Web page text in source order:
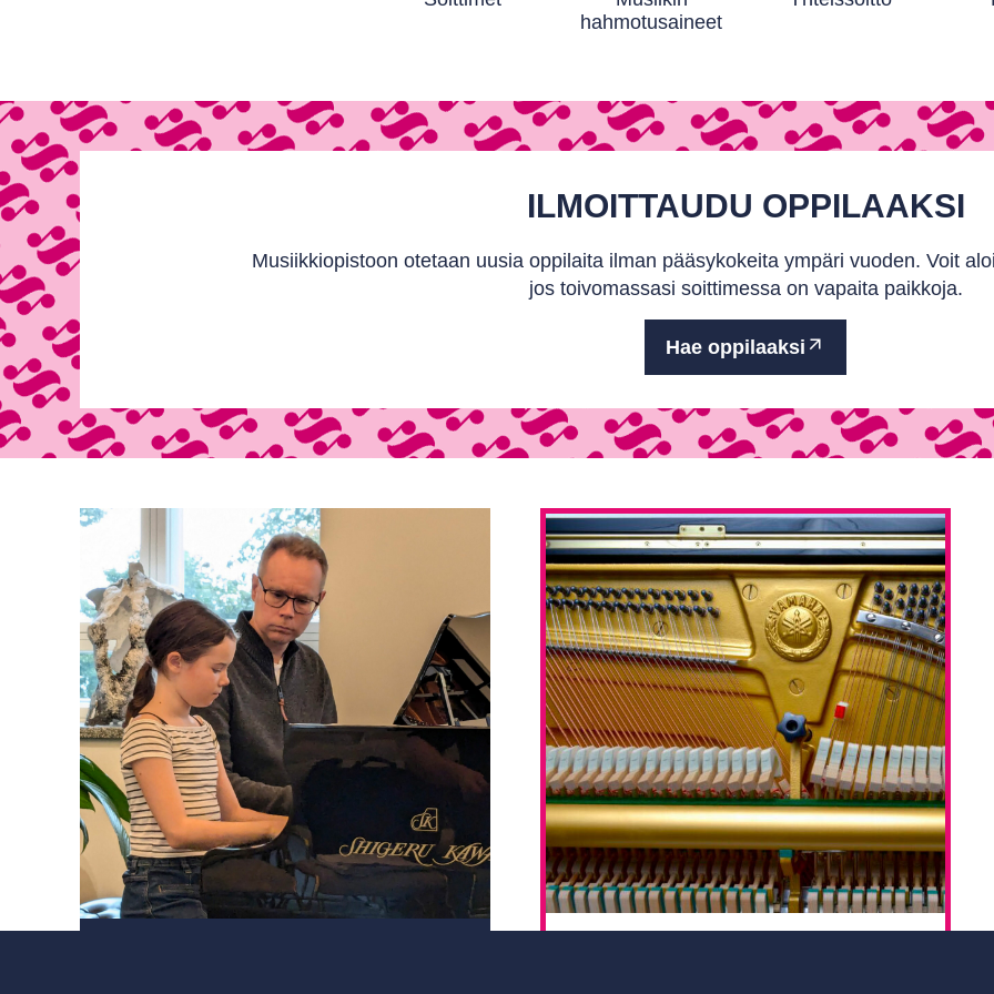
hahmotusaineet
ILMOITTAUDU OPPILAAKSI
Musiikkiopistoon otetaan uusia oppilaita ilman pääsykokeita ympäri vuoden. Voit
jos toivomassasi soittimessa on vapaita paikkoja.
Hae oppilaaksi